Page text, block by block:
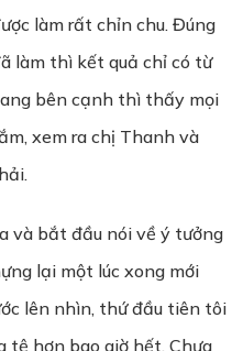
làm rất chỉn chu. Đúng
làm thì kết quả chỉ có từ
bên cạnh thì thấy mọi
xem ra chị Thanh và
và bắt đầu nói về ý tưởng
lại một lúc xong mới
lên nhìn, thứ đầu tiên tôi
hơn bao giờ hết. Chưa